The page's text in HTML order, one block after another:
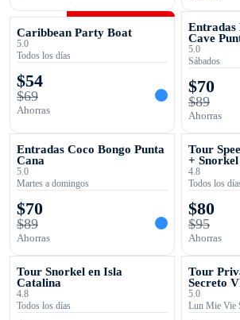
Caribbean Party Boat
5.0
Todos los días
$54
$69
Ahorras
Entradas
Cave
5.0
Sábados
$70
$89
Ahorras
OFERTA TEMPORAL
Entradas Coco Bongo Punta
Cana
5.0
Martes a domingos
$70
$89
Ahorras
Tour
+ Snorkel
4.8
Todos los
$80
$95
Ahorras
OFERTA TEMPORAL
Tour Snorkel en Isla
Catalina
4.8
Todos los días
Tour
Secreto
5.0
Lun Mie Vie